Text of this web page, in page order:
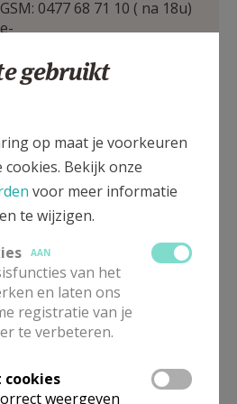
GSM: 0477 68 71 10 ( na 18u)
e-
Voorzitter: Alexia Nerincx
Secretaris: Jan De Leener
Pastorijstraat 8, 1600 Sin-
Pieters-Leeuw
Voorzitter: Paul Van Capellen
Secretaris: Alexia Nerincx
Sint-Stevensstraat 64, 1600
Sint-Pieters-Leeuw
Secretaris: Armand Pint
gebruikt
op maat je voorkeuren
Bekijk onze
voor meer informatie
te wijzigen.
AAN
van het
en laten ons
registratie van je
te verbeteren.
cookies
weergeven